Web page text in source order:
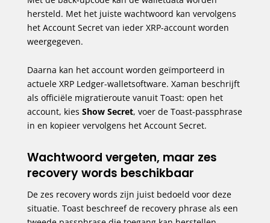
hersteld. Met het juiste wachtwoord kan vervolgens
het Account Secret van ieder XRP-account worden
weergegeven.
Daarna kan het account worden geïmporteerd in
actuele XRP Ledger-walletsoftware. Xaman beschrijft
als officiële migratieroute vanuit Toast: open het
account, kies Show Secret, voer de Toast-passphrase
in en kopieer vervolgens het Account Secret.
Wachtwoord vergeten, maar zes
recovery words beschikbaar
De zes recovery words zijn juist bedoeld voor deze
situatie. Toast beschreef de recovery phrase als een